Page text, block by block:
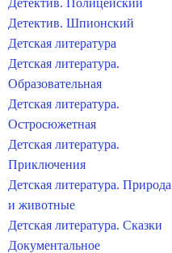
Детектив. Полицейский
Детектив. Шпионский
Детская литература
Детская литература.
Образовательная
Детская литература.
Остросюжетная
Детская литература.
Приключения
Детская литература. Природа
и животные
Детская литература. Сказки
Документальное